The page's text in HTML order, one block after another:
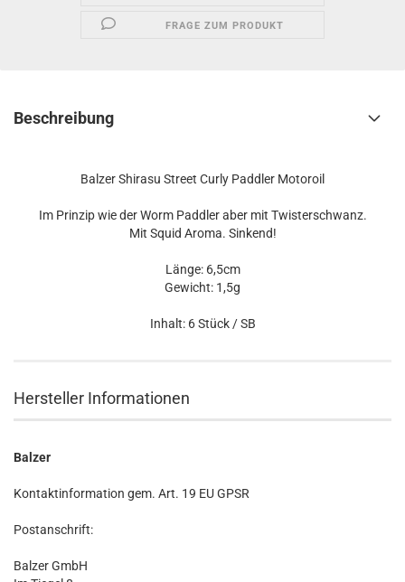
FRAGE ZUM PRODUKT
Beschreibung
Balzer Shirasu Street Curly Paddler Motoroil
Im Prinzip wie der Worm Paddler aber mit Twisterschwanz.
Mit Squid Aroma. Sinkend!
Länge: 6,5cm
Gewicht: 1,5g
Inhalt: 6 Stück / SB
Hersteller Informationen
Balzer
Kontaktinformation gem. Art. 19 EU GPSR
Postanschrift:
Balzer GmbH